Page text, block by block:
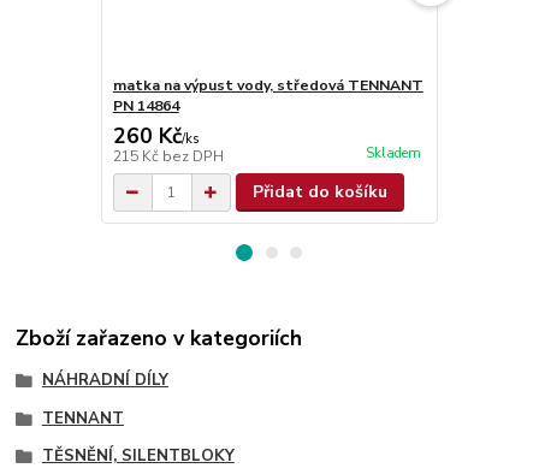
matka na výpust vody, středová TENNANT
PN 14864
260 Kč/ks
215 Kč bez DPH Skladem
Přidat do košíku
Zboží zařazeno v kategoriích
NÁHRADNÍ DÍLY
TENNANT
TĚSNĚNÍ, SILENTBLOKY